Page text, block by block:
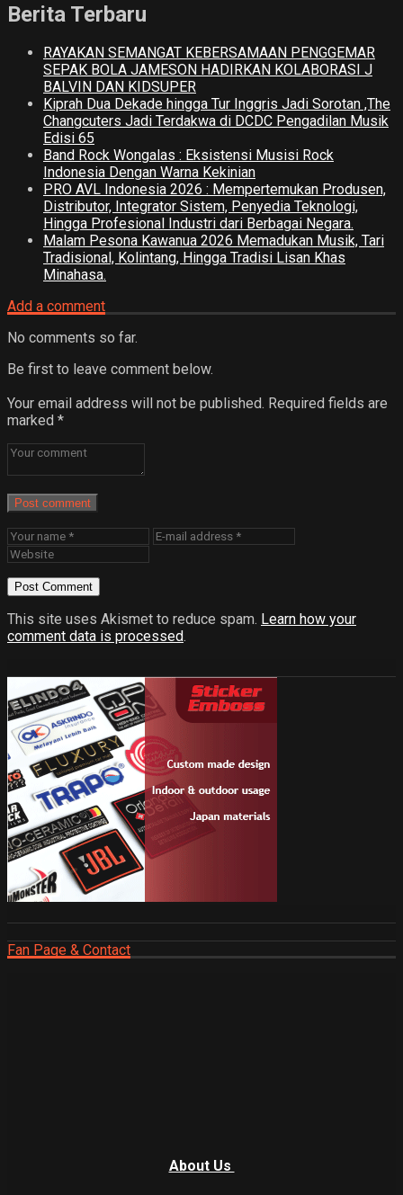
Berita Terbaru
RAYAKAN SEMANGAT KEBERSAMAAN PENGGEMAR
SEPAK BOLA JAMESON HADIRKAN KOLABORASI J
BALVIN DAN KIDSUPER
Kiprah Dua Dekade hingga Tur Inggris Jadi Sorotan ,The
Changcuters Jadi Terdakwa di DCDC Pengadilan Musik
Edisi 65
Band Rock Wongalas : Eksistensi Musisi Rock
Indonesia Dengan Warna Kekinian
PRO AVL Indonesia 2026 : Mempertemukan Produsen,
Distributor, Integrator Sistem, Penyedia Teknologi,
Hingga Profesional Industri dari Berbagai Negara.
Malam Pesona Kawanua 2026 Memadukan Musik, Tari
Tradisional, Kolintang, Hingga Tradisi Lisan Khas
Minahasa.
Add a comment
No comments so far.
Be first to leave comment below.
Your email address will not be published. Required fields are
marked *
Post comment
This site uses Akismet to reduce spam. Learn how your
comment data is processed.
Fan Page & Contact
About Us